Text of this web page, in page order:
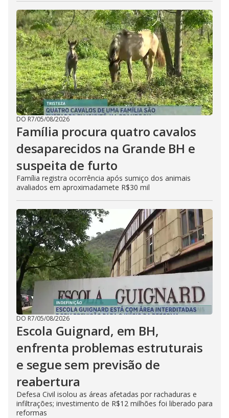
DO R7/05/08/2026
Família procura quatro cavalos
desaparecidos na Grande BH e
suspeita de furto
Família registra ocorrência após sumiço dos animais
avaliados em aproximadamete R$30 mil
DO R7/05/08/2026
Escola Guignard, em BH,
enfrenta problemas estruturais
e segue sem previsão de
reabertura
Defesa Civil isolou as áreas afetadas por rachaduras e
infiltrações; investimento de R$12 milhões foi liberado para
reformas